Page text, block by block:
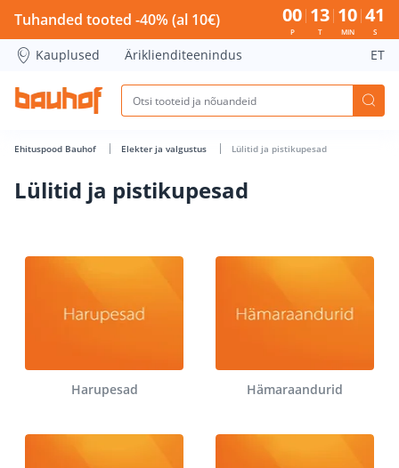
Lülitid ja pistikupesad - Bauhof has loaded
Tuhanded tooted -40% (al 10€) 00
P
13
T
10
MIN
40
S
Kauplused Äriklienditeenindus ET
Ehituspood Bauhof Elekter ja valgustus Lülitid ja pistikupesad
Lülitid ja pistikupesad
Harupesad Hämaraandurid